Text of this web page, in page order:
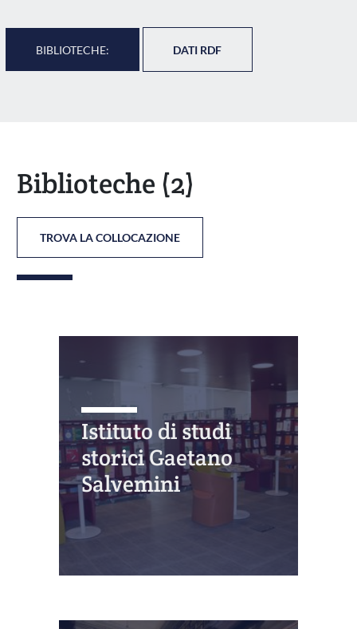
BIBLIOTECHE: DATI RDF
Biblioteche (2)
TROVA LA COLLOCAZIONE
Istituto di studi
storici Gaetano
Salvemini